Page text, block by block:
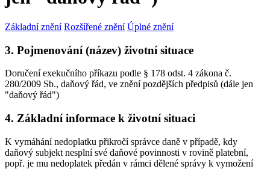
Základní znění Rozšířené znění Úplné znění
3. Pojmenování (název) životní situace
Doručení exekučního příkazu podle § 178 odst. 4 zákona č.
280/2009 Sb., daňový řád, ve znění pozdějších předpisů (dále jen
"daňový řád")
4. Základní informace k životní situaci
K vymáhání nedoplatku přikročí správce daně v případě, kdy
daňový subjekt nesplní své daňové povinnosti v rovině platební,
popř. je mu nedoplatek předán v rámci dělené správy k vymožení